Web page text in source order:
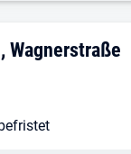
(m/w/
Wagnerstraße